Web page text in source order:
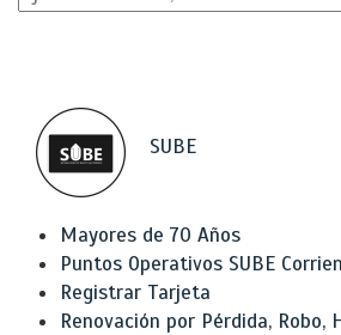
SUBE
Mayores de 70 Años
Puntos Operativos SUBE
Registrar Tarjeta
Renovación por Pérdida, Robo,